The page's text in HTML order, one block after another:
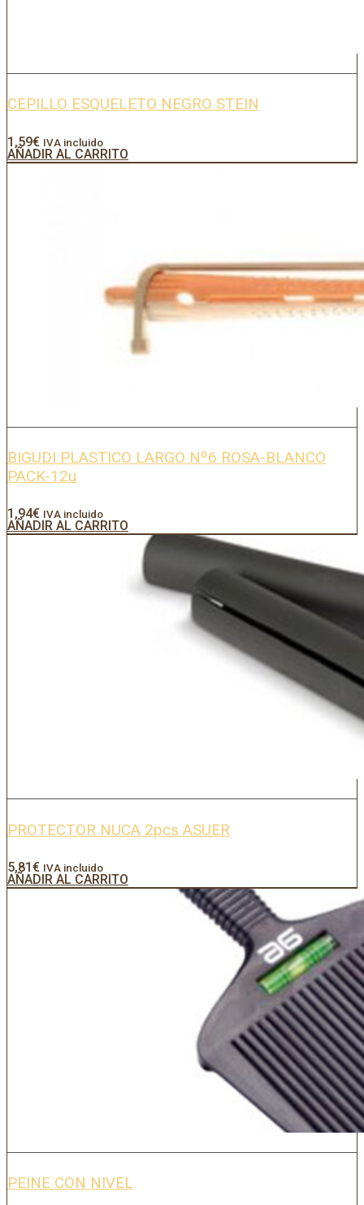
CEPILLO ESQUELETO NEGRO STEIN
1,59€ IVA incluido
AÑADIR AL CARRITO
BIGUDI PLASTICO LARGO Nº6 ROSA-BLANCO
PACK-12u
1,94€ IVA incluido
AÑADIR AL CARRITO
PROTECTOR NUCA 2pcs ASUER
5,81€ IVA incluido
AÑADIR AL CARRITO
PEINE CON NIVEL